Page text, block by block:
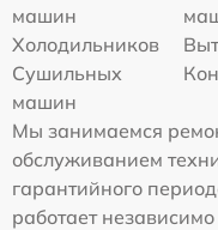
машин
Холодильников
Сушильных
машин
Мы занимаемся
обслуживанием
гарантийного
работает